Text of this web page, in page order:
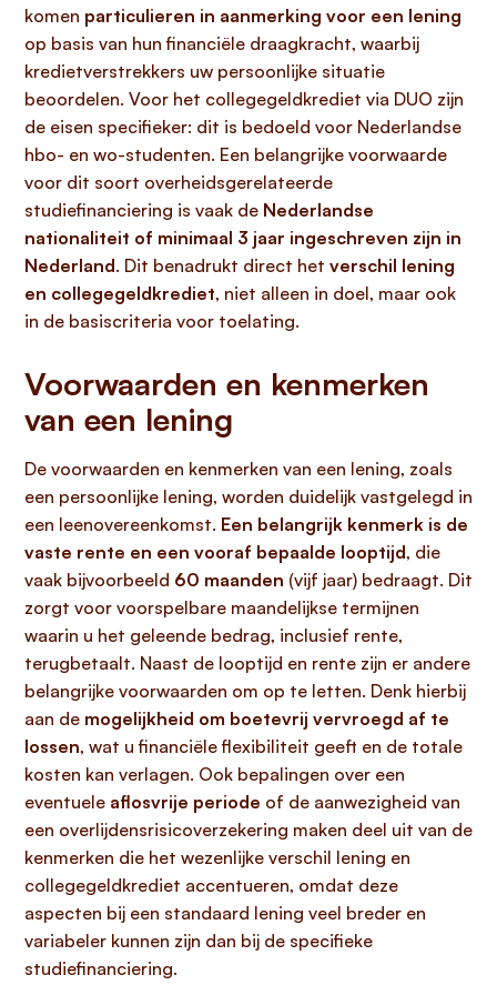
komen particulieren in aanmerking voor een lening
op basis van hun financiële draagkracht, waarbij
kredietverstrekkers uw persoonlijke situatie
beoordelen. Voor het collegegeldkrediet via DUO zijn
de eisen specifieker: dit is bedoeld voor Nederlandse
hbo- en wo-studenten. Een belangrijke voorwaarde
voor dit soort overheidsgerelateerde
studiefinanciering is vaak de Nederlandse
nationaliteit of minimaal 3 jaar ingeschreven zijn in
Nederland. Dit benadrukt direct het verschil lening
en collegegeldkrediet, niet alleen in doel, maar ook
in de basiscriteria voor toelating.
Voorwaarden en kenmerken
van een lening
De voorwaarden en kenmerken van een lening, zoals
een persoonlijke lening, worden duidelijk vastgelegd in
een leenovereenkomst. Een belangrijk kenmerk is de
vaste rente en een vooraf bepaalde looptijd, die
vaak bijvoorbeeld 60 maanden (vijf jaar) bedraagt. Dit
zorgt voor voorspelbare maandelijkse termijnen
waarin u het geleende bedrag, inclusief rente,
terugbetaalt. Naast de looptijd en rente zijn er andere
belangrijke voorwaarden om op te letten. Denk hierbij
aan de mogelijkheid om boetevrij vervroegd af te
lossen, wat u financiële flexibiliteit geeft en de totale
kosten kan verlagen. Ook bepalingen over een
eventuele aflosvrije periode of de aanwezigheid van
een overlijdensrisicoverzekering maken deel uit van de
kenmerken die het wezenlijke verschil lening en
collegegeldkrediet accentueren, omdat deze
aspecten bij een standaard lening veel breder en
variabeler kunnen zijn dan bij de specifieke
studiefinanciering.